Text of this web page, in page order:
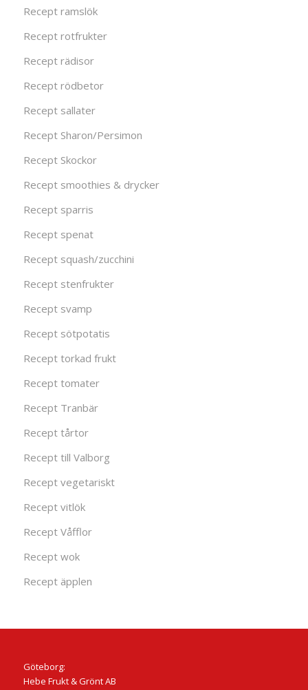
Recept ramslök
Recept rotfrukter
Recept rädisor
Recept rödbetor
Recept sallater
Recept Sharon/Persimon
Recept Skockor
Recept smoothies & drycker
Recept sparris
Recept spenat
Recept squash/zucchini
Recept stenfrukter
Recept svamp
Recept sötpotatis
Recept torkad frukt
Recept tomater
Recept Tranbär
Recept tårtor
Recept till Valborg
Recept vegetariskt
Recept vitlök
Recept Våfflor
Recept wok
Recept äpplen
Göteborg:
Hebe Frukt & Grönt AB